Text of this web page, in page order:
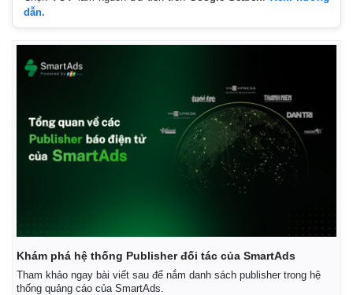
dẫn.
Khám phá hệ thống Publisher đối tác của SmartAds
Tham khảo ngay bài viết sau để nắm danh sách publisher trong hệ
thống quảng cáo của SmartAds.